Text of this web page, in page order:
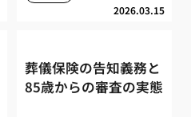
2026.03.15
葬儀保険の告知義務と
85歳からの審査の実態